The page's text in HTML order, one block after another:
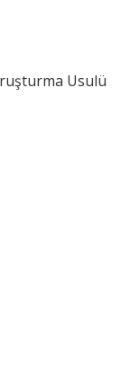
Usulü